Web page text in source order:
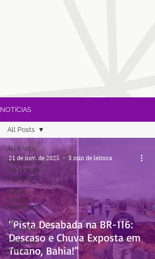
NOTÍCIAS
All Posts
Mestres da
Política de
Camaçari
Ações
Sociais
Arembepe
Nilson
Carvalho
Cidade e
Política
All Posts
“Pista Desabada na BR-116:
Descaso e Chuva Exposta em
Tucano, Bahia!”
21 de nov. de 2025 3 min de leitura